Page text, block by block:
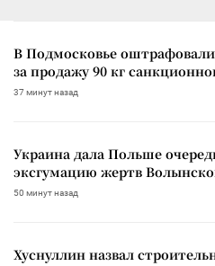
В Подмосковье
за продажу 90 кг
37 минут назад
Украина дала Польше
эксгумацию жертв
50 минут назад
Хуснуллин назвал